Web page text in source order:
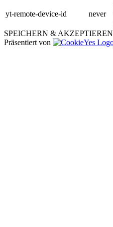
yt-remote-device-id never
SPEICHERN & AKZEPTIEREN
Präsentiert von